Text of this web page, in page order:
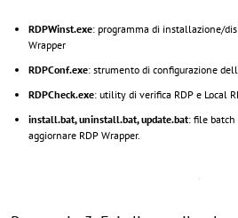
RDPWinst.exe: programma di installazione/
Wrapper
RDPConf.exe: strumento di configurazione
RDPCheck.exe: utility di verifica RDP e Local
install.bat, uninstall.bat, update.bat: file
aggiornare RDP Wrapper.